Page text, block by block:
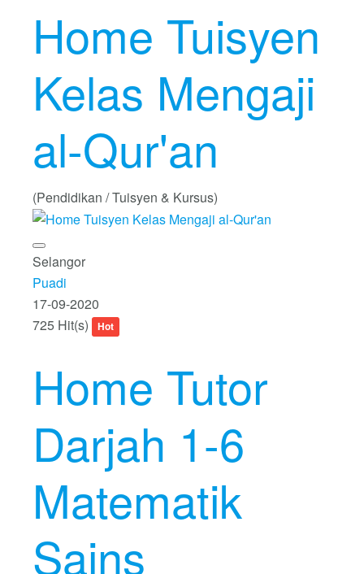
Home Tuisyen
Kelas Mengaji
al-Qur'an
(Pendidikan / Tuisyen & Kursus)
Selangor
Puadi
17-09-2020
725 Hit(s)
Hot
Home Tutor
Darjah 1-6
Matematik
Sains